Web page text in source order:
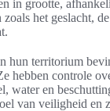
in grootte,
het geslacht,
hun territorium
hebben controle
water en
van veiligheid en